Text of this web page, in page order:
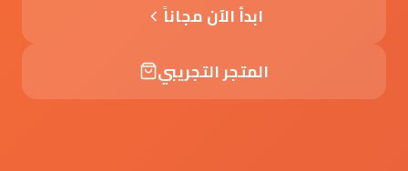
ابدأ الآن مجاناً
المتجر التجريبي